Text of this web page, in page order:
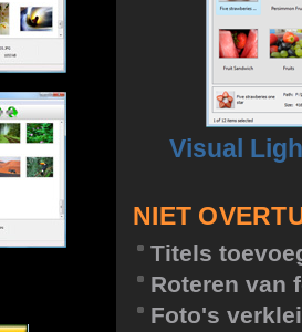
Visual
NIET
Titels
Roteren van
Foto's